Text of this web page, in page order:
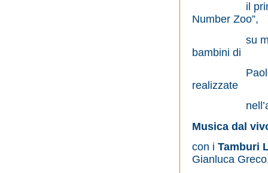
il primo
Number Zoo”,
su musiche
bambini di
Paolo
realizzate
nell’ambito
Musica dal
con i Tamburi
Gianluca